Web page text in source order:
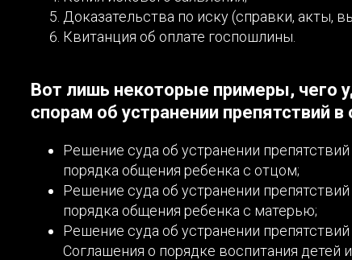
Доказательства по иску (справки, акты,
Квитанция об оплате госпошлины.
Вот лишь некоторые примеры, чего
спорам об устранении препятствий
Решение суда об устранении
порядка общения ребенка с отцом;
Решение суда об устранении
порядка общения ребенка с матерью;
Решение суда об устранении
Соглашения о порядке воспитания детей